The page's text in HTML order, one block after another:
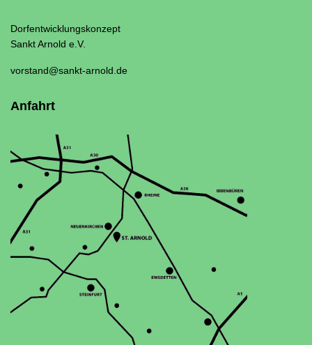
Dorfentwicklungskonzept
Sankt Arnold e.V.
vorstand@sankt-arnold.de
Anfahrt